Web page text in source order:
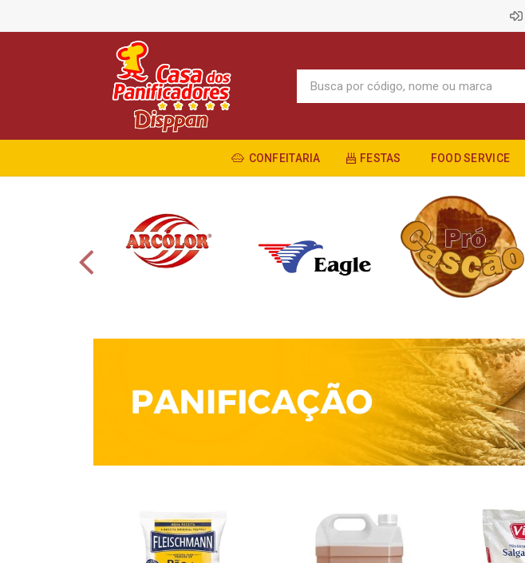
CONFEITARIA FESTAS FOOD SERVICE